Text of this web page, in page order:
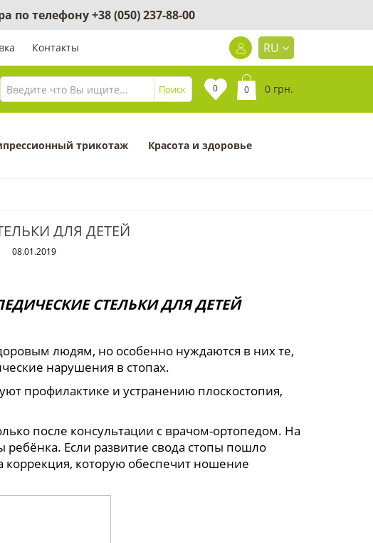
по телефону+38 (050) 237-88-00
Контакты RU
Поиск 0 0 0 грн.
трикотаж Красота и здоровье
ДЛЯ ДЕТЕЙ
08.01.2019
СТЕЛЬКИ ДЛЯ ДЕТЕЙ
людям, но особенно нуждаются в них те,
нарушения в стопах.
профилактике и устранению плоскостопия,
после консультации с врачом-ортопедом. На
Если развитие свода стопы пошло
которую обеспечит ношение